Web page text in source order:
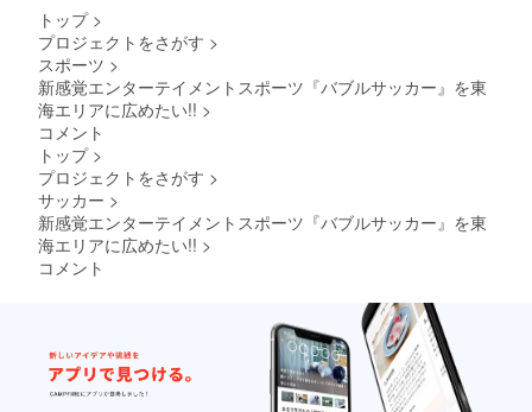
トップ >
プロジェクトをさがす >
スポーツ >
新感覚エンターテイメントスポーツ『バブルサッカー』を東
海エリアに広めたい!! >
コメント
トップ >
プロジェクトをさがす >
サッカー >
新感覚エンターテイメントスポーツ『バブルサッカー』を東
海エリアに広めたい!! >
コメント